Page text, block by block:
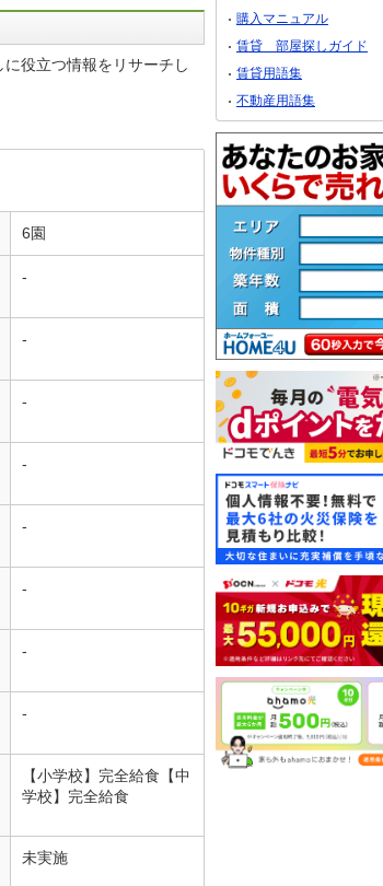
役立つ情報をリサーチし
6園
-
-
-
-
-
-
-
-
【小学校】完全給食【中
学校】完全給食
未実施
購入マニュアル
賃貸 部屋探しガイド
賃貸用語集
不動産用語集